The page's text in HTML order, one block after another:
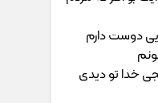
دوﺳﺖ دارم
خدا تو دیدی